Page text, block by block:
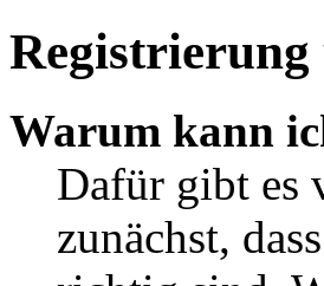
Warum kann
Dafür gibt es
zunächst,